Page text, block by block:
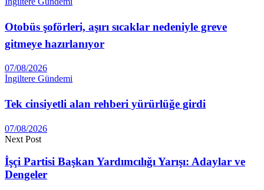
Otobüs şoförleri, aşırı sıcaklar nedeniyle greve
gitmeye hazırlanıyor
07/08/2026
İngiltere Gündemi
Tek cinsiyetli alan rehberi yürürlüğe girdi
07/08/2026
Next Post
İşçi Partisi Başkan Yardımcılığı Yarışı: Adaylar ve
Dengeler